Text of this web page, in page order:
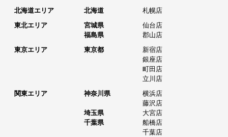
北海道エリア 北海道
札幌店
東北エリア
宮城県
仙台店
福島県
郡山店
東京エリア
東京都
新宿店
銀座店
町田店
立川店
関東エリア
神奈川県
横浜店
藤沢店
埼玉県
大宮店
千葉県
船橋店
千葉店